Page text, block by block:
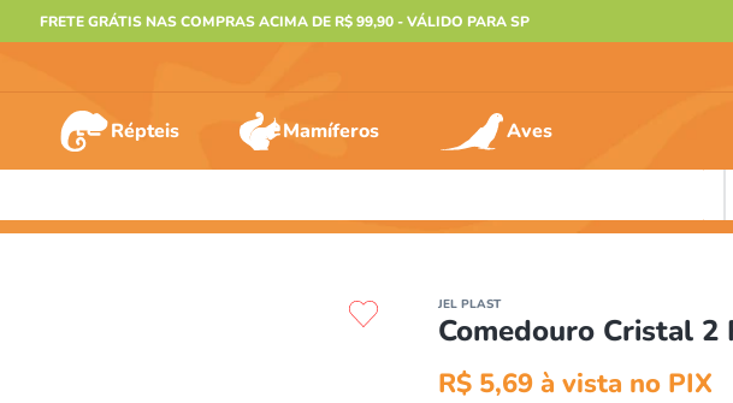
FRETE GRÁTIS NAS COMPRAS ACIMA DE R$ 99,90 - VÁLIDO PARA SP
Répteis Mamíferos Aves
JEL PLAST
Comedouro Cristal 2
R$ 5,69 à vista no PIX